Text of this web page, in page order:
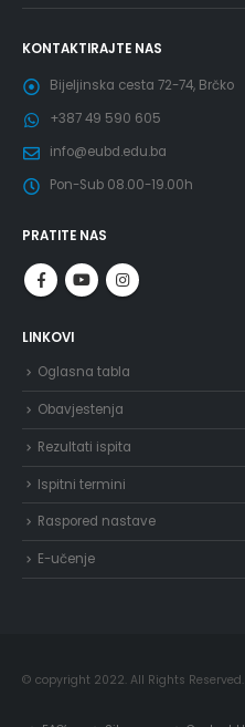
KONTAKTIRAJTE NAS
Bijeljinska cesta 72-74, Brčko
+387 49 590 605
info@eubd.edu.ba
Pon-Sub 08.00-19.00h
PRATITE NAS
LINKOVI
Oglasna tabla
Obavjestenja
Rezultati ispita
Ispitni termini
Raspored nastave
E-učenje
© copyright 2022. All Rights Reserved.